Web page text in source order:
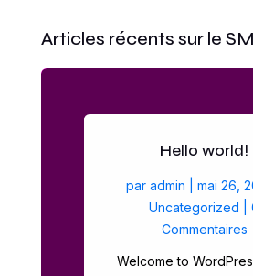
Articles récents sur le
Hello world!
paradmin |mai 26,
Uncategorized |
Commentaires
Welcome to